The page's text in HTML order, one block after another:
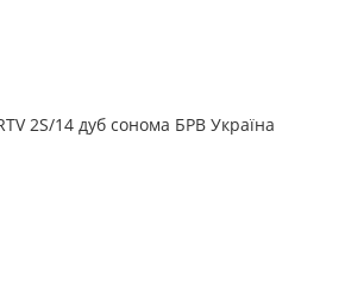
2S/14 дуб сонома БРВ Україна